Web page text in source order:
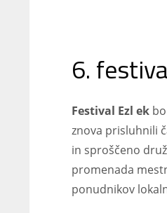
6.
Festival Ezl ek
znova prisluhnili
in sproščeno
promenada
ponudnikov